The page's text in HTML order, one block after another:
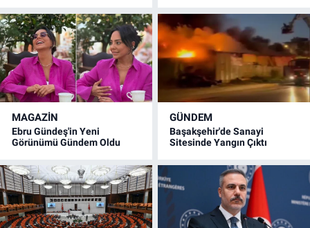
MAGAZİN
Ebru Gündeş'in Yeni
Görünümü Gündem Oldu
GÜNDEM
Başakşehir'de Sanayi
Sitesinde Yangın Çıktı